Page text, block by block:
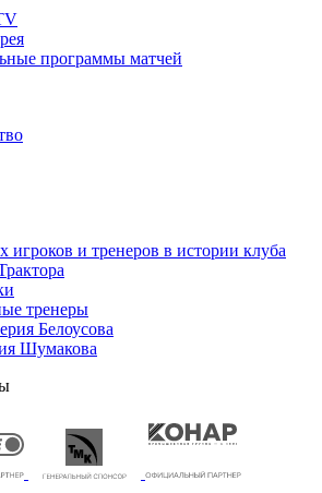
программы матчей
игроков и тренеров в истории клуба
тренеры
Белоусова
Шумакова